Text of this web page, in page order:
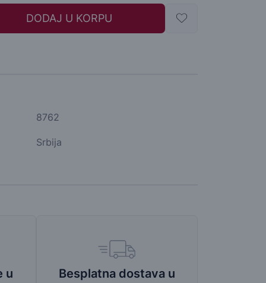
DODAJ U KORPU
8762
Srbija
u
Besplatna dostava u